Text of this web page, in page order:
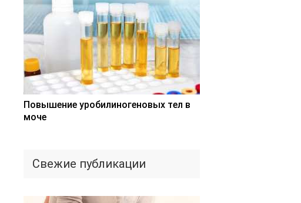
Повышение уробилиногеновых тел в
моче
Свежие публикации